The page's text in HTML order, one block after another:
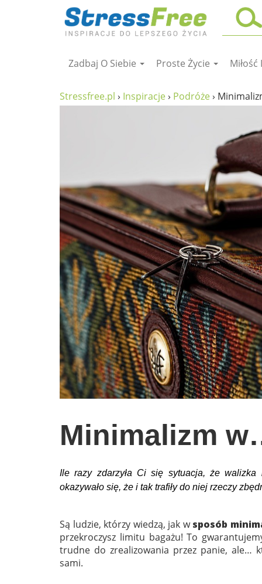
zadbaj o siebie
filozofia życia
wolność od stresu
miłość i rodzina
w rodzinie
wychowanie dzieci
edukacja
zabawy dla dzieci
Odżywianie
sposób na życie
podróże
zrób to sam
Zadbaj O Siebie Proste Życie Miłość
Stressfree.pl › Inspiracje› Podróże›
Minimalizm
Ile razy zdarzyła Ci się sytuacja, że walizka
okazywało się, że i tak trafiły do niej rzeczy
Są ludzie, którzy wiedzą, jak wsposób
przekroczysz limitu bagażu! To
trudne do zrealizowania przez panie, ale…
sami.